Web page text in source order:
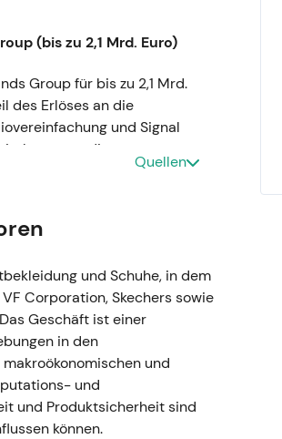
(bis zu 2,1 Mrd. Euro)
Group für bis zu 2,1 Mrd.
des Erlöses an die
und Signal
stützten die
Kursanstieg; die
Einstellung
in die Ukraine aus
für 2022 wurde auf
Lage erzeugte einen
versuchten, die
aber weitgehend.
Risiko in die
Quellen
und Schuhe, in dem
Corporation, Skechers sowie
Geschäft ist einer
in den
und
und
und Produktsicherheit sind
können.